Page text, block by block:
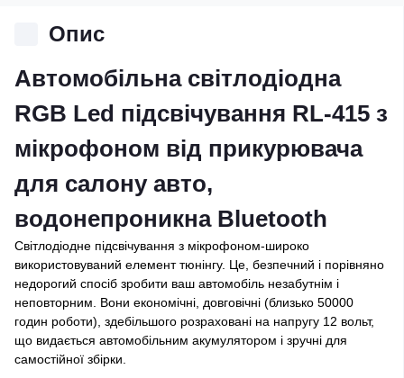
Опис
Автомобільна світлодіодна
RGB Led підсвічування RL-415 з
мікрофоном від прикурювача
для салону авто,
водонепроникна Bluetooth
Світлодіодне підсвічування з мікрофоном-широко
використовуваний елемент тюнінгу. Це, безпечний і порівняно
недорогий спосіб зробити ваш автомобіль незабутнім і
неповторним. Вони економічні, довговічні (близько 50000
годин роботи), здебільшого розраховані на напругу 12 вольт,
що видається автомобільним акумулятором і зручні для
самостійної збірки.